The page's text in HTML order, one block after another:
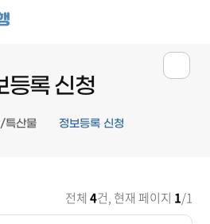
등록 신청
특산물 정보등록 신청
전체 4건, 현재 페이지 1/1